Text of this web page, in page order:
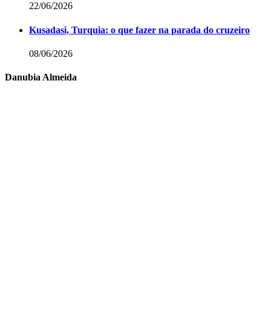
22/06/2026
Kusadasi, Turquia: o que fazer na parada do cruzeiro
08/06/2026
Danubia Almeida